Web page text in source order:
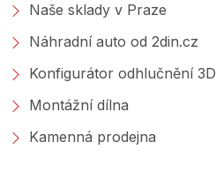
Naše sklady v Praze
Náhradní auto od 2din.cz
Konfigurátor odhlučnění 3D
Montážní dílna
Kamenná prodejna